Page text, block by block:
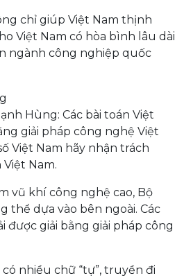
chỉ giúp Việt Nam thịnh
Việt Nam có hòa bình lâu dài
ngành công nghiệp quốc
Hùng: Các bài toán Việt
giải pháp công nghệ Việt
Việt Nam hãy nhận trách
Nam.
vũ khí công nghệ cao, Bộ
thể dựa vào bên ngoài. Các
được giải bằng giải pháp công
nhiều chữ “tự”, truyền đi